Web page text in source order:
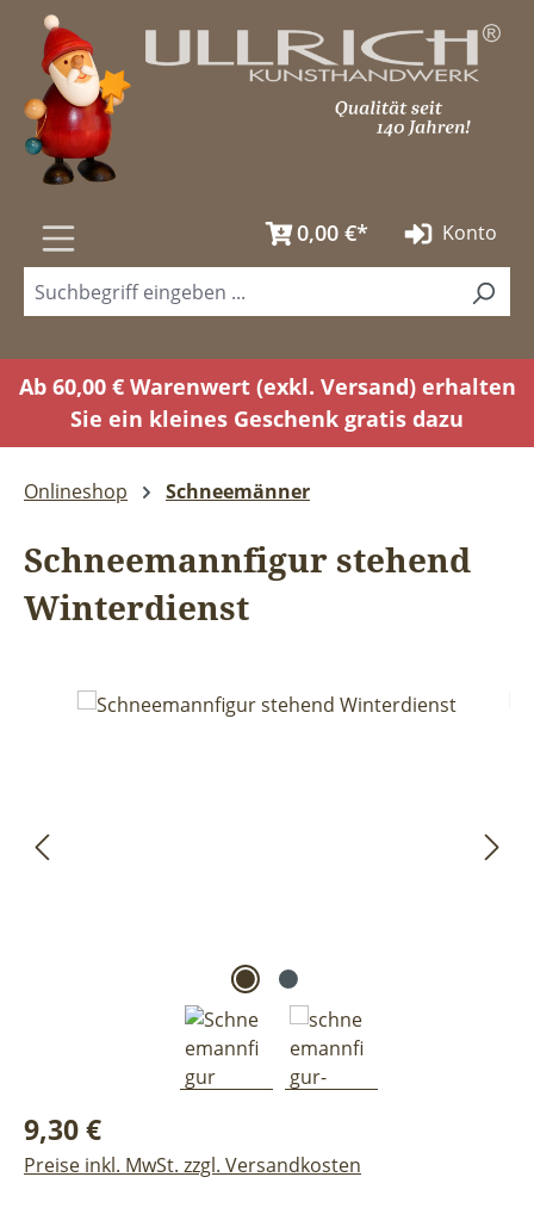
Zum Hauptinhalt springen
0,00 €* Konto
Ab 60,00 € Warenwert (exkl. Versand) erhalten
Sie ein kleines Geschenk gratis dazu
Onlineshop Schneemänner
Schneemannfigur stehend
Winterdienst
Bildergalerie überspringen
Regulärer Preis:
9,30 €
Preise inkl. MwSt. zzgl. Versandkosten